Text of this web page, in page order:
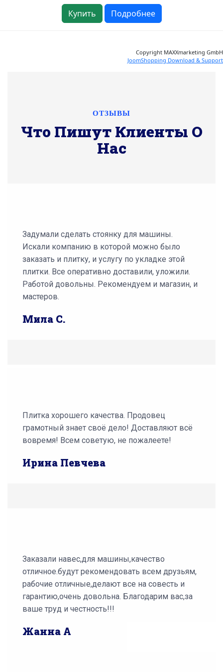
Купить Подробнее
Copyright MAXXmarketing GmbH
JoomShopping Download & Support
ОТЗЫВЫ
Что Пишут Клиенты О
Нас
Задумали сделать стоянку для машины.
Искали компанию в которой можно было
заказать и плитку, и услугу по укладке этой
плитки. Все оперативно доставили, уложили.
Работой довольны. Рекомендуем и магазин, и
мастеров.
Мила С.
Плитка хорошего качества. Продовец
грамотный знает своё дело! Доставляют всё
вовремя! Всем советую, не пожалеете!
Ирина Певчева
Заказали навес,для машины,качество
отличное.будут рекомендовать всем друзьям,
рабочие отличные,делают все на совесть и
гарантию,очень довольна. Благодарим вас,за
ваше труд и честность!!!
Жанна А